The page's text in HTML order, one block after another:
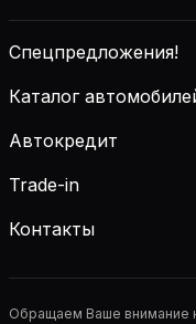
Спецпредложения!
Каталог
Автокредит
Trade-in
Контакты
Обращаем Ваше внимание